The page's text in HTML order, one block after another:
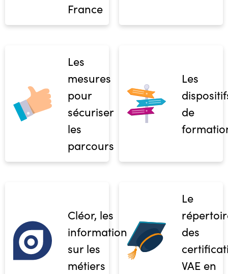
France
Les
mesures
pour
sécuriser
les
parcours
Les
de
Cléor, les
informations
sur les
métiers
Le
des
VAE en